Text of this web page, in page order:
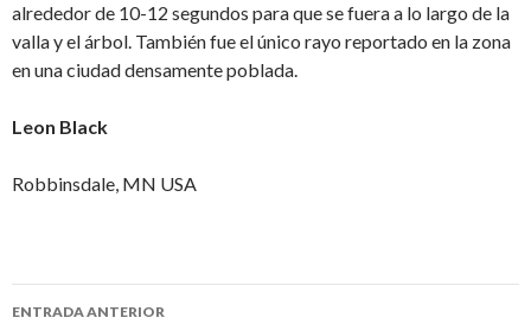
alrededor de 10-12 segundos para que se fuera a lo largo de la
valla y el árbol. También fue el único rayo reportado en la zona
en una ciudad densamente poblada.
Leon Black
Robbinsdale, MN USA
Navegación
ENTRADA ANTERIOR